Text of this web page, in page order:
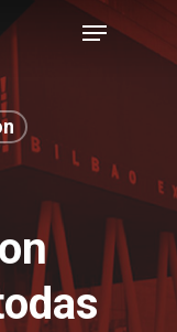
Menu